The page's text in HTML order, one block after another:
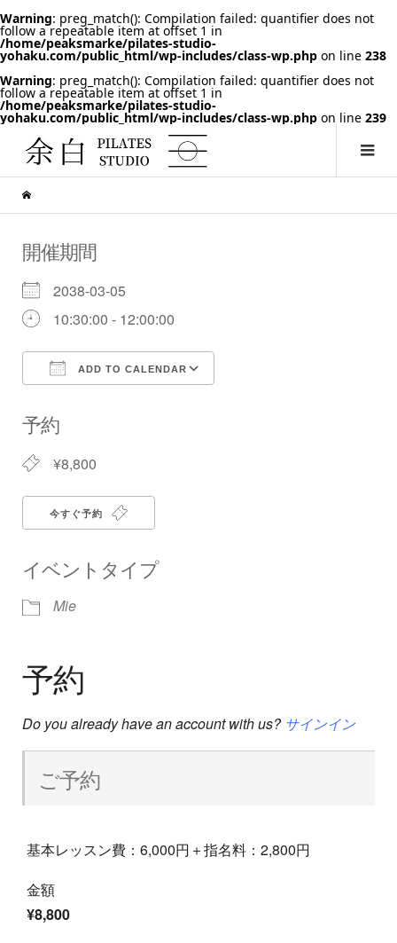
Warning: preg_match(): Compilation failed: quantifier does not
follow a repeatable item at offset 1 in
/home/peaksmarke/pilates-studio-
yohaku.com/public_html/wp-includes/class-wp.php on line 238
Warning: preg_match(): Compilation failed: quantifier does not
follow a repeatable item at offset 1 in
/home/peaksmarke/pilates-studio-
yohaku.com/public_html/wp-includes/class-wp.php on line 239
開催期間
2038-03-05
10:30:00 - 12:00:00
ADD TO CALENDAR
予約
¥8,800
今すぐ予約
イベントタイプ
Mie
予約
Do you already have an account with us? サインイン
ご予約
基本レッスン費：6,000円＋指名料：2,800円
金額
¥8,800